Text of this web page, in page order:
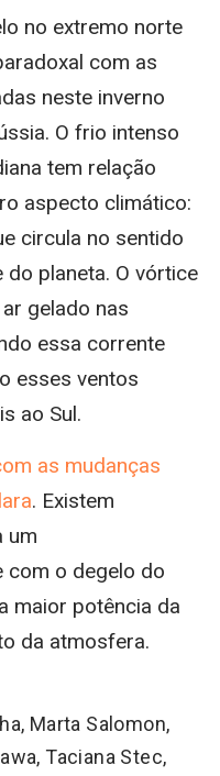
no extremo norte
com as
neste inverno
O frio intenso
tem relação
aspecto climático:
circula no sentido
planeta. O vórtice
gelado nas
essa corrente
esses ventos
ao Sul.
as mudanças
. Existem
um
com o degelo do
maior potência da
da atmosfera.
Marta Salomon,
Taciana Stec,